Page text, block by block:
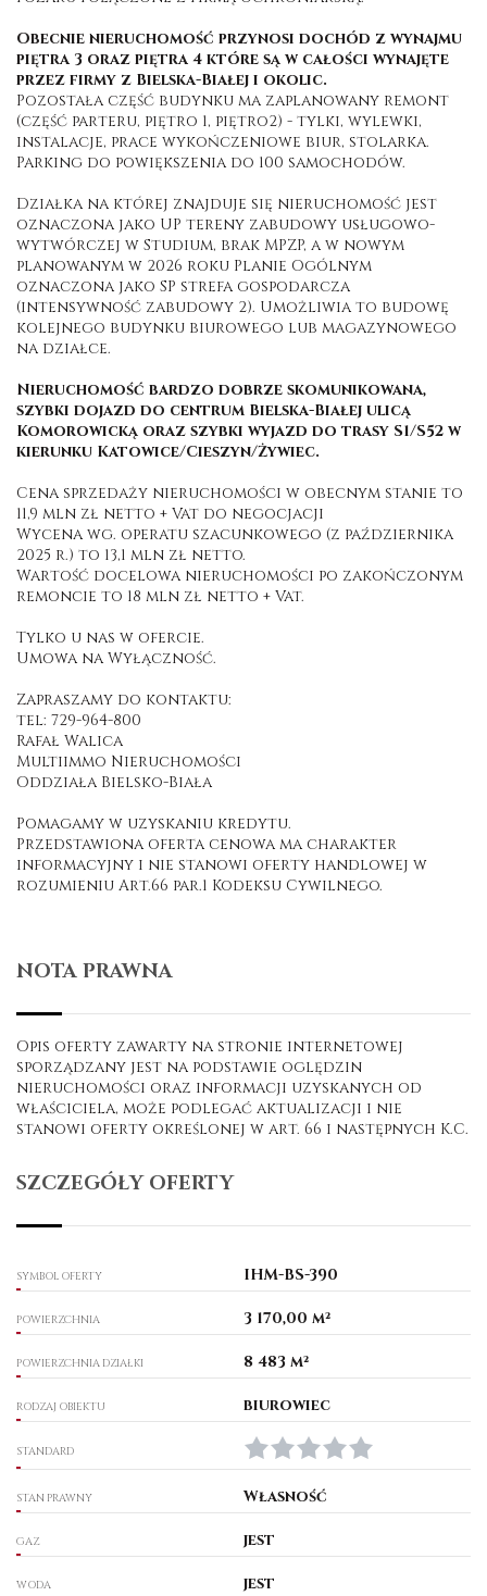
Obecnie nieruchomość przynosi dochód z wynajmu
piętra 3 oraz piętra 4 które są w całości wynajęte
przez firmy z Bielska-Białej i okolic.
Pozostała część budynku ma zaplanowany remont
(część parteru, piętro 1, piętro2) - tylki, wylewki,
instalacje, prace wykończeniowe biur, stolarka.
Parking do powiększenia do 100 samochodów.
Działka na której znajduje się nieruchomość jest
oznaczona jako UP tereny zabudowy usługowo-
wytwórczej w Studium, brak MPZP, a w nowym
planowanym w 2026 roku Planie Ogólnym
oznaczona jako SP strefa gospodarcza
(intensywność zabudowy 2). Umożliwia to budowę
kolejnego budynku biurowego lub magazynowego
na działce.
Nieruchomość bardzo dobrze skomunikowana,
szybki dojazd do centrum Bielska-Białej ulicą
Komorowicką oraz szybki wyjazd do trasy S1/S52 w
kierunku Katowice/Cieszyn/Żywiec.
Cena sprzedaży nieruchomości w obecnym stanie to
11,9 mln zł netto + Vat do negocjacji
Wycena wg. operatu szacunkowego (z października
2025 r.) to 13,1 mln zł netto.
Wartość docelowa nieruchomości po zakończonym
remoncie to 18 mln zł netto + Vat.
Tylko u nas w ofercie.
Umowa na Wyłączność.
Zapraszamy do kontaktu:
tel: 729-964-800
Rafał Walica
Multiimmo Nieruchomości
Oddziała Bielsko-Biała
Pomagamy w uzyskaniu kredytu.
Przedstawiona oferta cenowa ma charakter
informacyjny i nie stanowi oferty handlowej w
rozumieniu Art.66 par.1 Kodeksu Cywilnego.
NOTA PRAWNA
Opis oferty zawarty na stronie internetowej
sporządzany jest na podstawie oględzin
nieruchomości oraz informacji uzyskanych od
właściciela, może podlegać aktualizacji i nie
stanowi oferty określonej w art. 66 i następnych K.C.
SZCZEGÓŁY OFERTY
SYMBOL OFERTY IHM-BS-390
POWIERZCHNIA 3 170,00 m²
POWIERZCHNIA DZIAŁKI 8 483 m²
RODZAJ OBIEKTU biurowiec
STANDARD
STAN PRAWNY Własność
GAZ jest
WODA jest